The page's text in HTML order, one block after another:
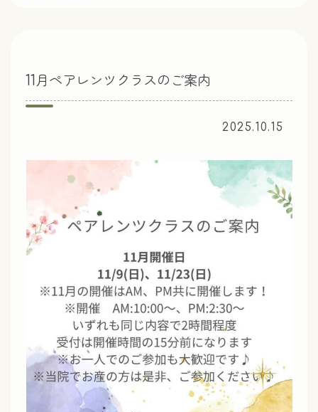
11月ペアレンツクラスのご案内
2025.10.15